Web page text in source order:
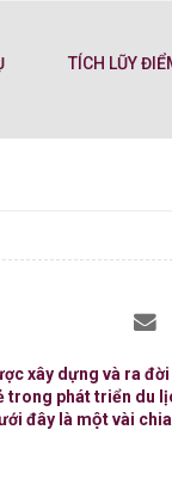
TÍCH LŨY
xây dựng và ra
trong phát triển du
đây là một vài